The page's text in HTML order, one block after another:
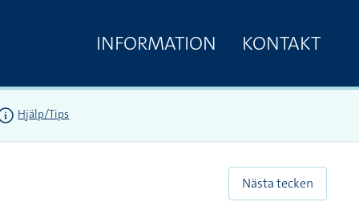
INFORMATION KONTAKT
Hjälp/Tips
Nästa tecken